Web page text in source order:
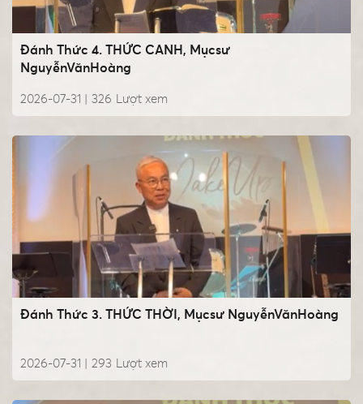
Đánh Thức 4. THỨC CANH, Mụcsư
NguyễnVănHoàng
2026-07-31 | Lượt xem
326
Đánh Thức 3. THỨC THỜI, Mụcsư NguyễnVănHoàng
2026-07-31 | Lượt xem
293